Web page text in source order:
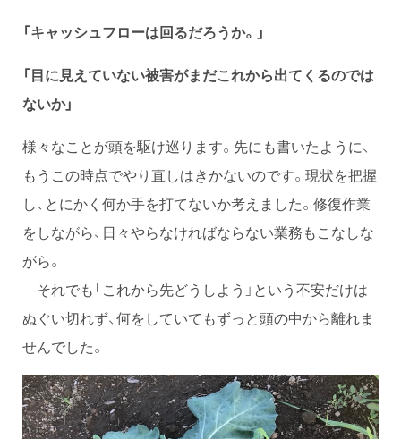
「キャッシュフローは回るだろうか。」
「目に見えていない被害がまだこれから出てくるのでは
ないか」
様々なことが頭を駆け巡ります。先にも書いたように、
もうこの時点でやり直しはきかないのです。現状を把握
し、とにかく何か手を打てないか考えました。修復作業
をしながら、日々やらなければならない業務もこなしな
がら。
それでも「これから先どうしよう」という不安だけは
ぬぐい切れず、何をしていてもずっと頭の中から離れま
せんでした。